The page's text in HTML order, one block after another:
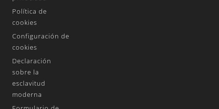
Política de
cookies
Configuración de
cookies
Declaración
sobre la
esclavitud
moderna